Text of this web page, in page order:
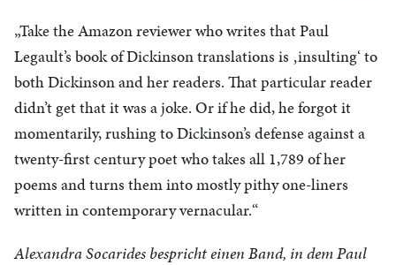
„Take the Amazon reviewer who writes that Paul
Legault’s book of Dickinson translations is ‚insulting‘ to
both Dickinson and her readers. That particular reader
didn’t get that it was a joke. Or if he did, he forgot it
momentarily, rushing to Dickinson’s defense against a
twenty-first century poet who takes all 1,789 of her
poems and turns them into mostly pithy one-liners
written in contemporary vernacular.“
Alexandra Socarides bespricht einen Band, in dem Paul